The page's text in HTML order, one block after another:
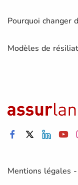
Pourquoi changer
Modèles de
Mentions légales -